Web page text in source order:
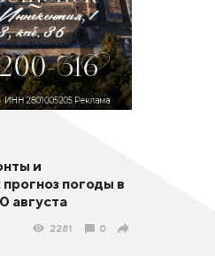
и
погоды в
августа
2281 0